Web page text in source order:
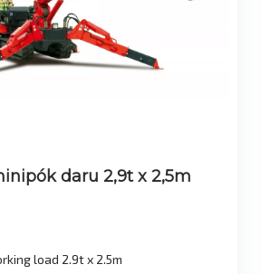
daru 2,9t x 2,5m
load 2.9t x 2.5m